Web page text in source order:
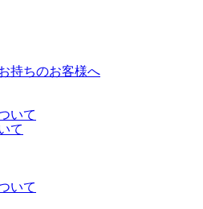
持ちのお客様へ
いて
て
いて